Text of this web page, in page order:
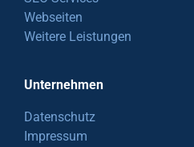
Webseiten
Weitere Leistungen
Unternehmen
Datenschutz
Impressum